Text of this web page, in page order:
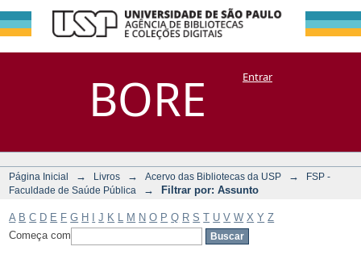
BORE
Filtrar por:
Assunto
DSpace/Manakin + CoriscoEntrar
Página Inicial → Livros → Acervo das Bibliotecas da USP →
FSP -
Faculdade de Saúde Pública
→ Filtrar por: Assunto
A B C D E F G H J K M N O P Q R S T U V W X Y Z
Começa com